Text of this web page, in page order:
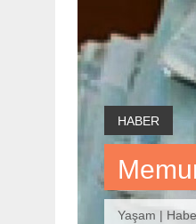
HABER
Yaşam |